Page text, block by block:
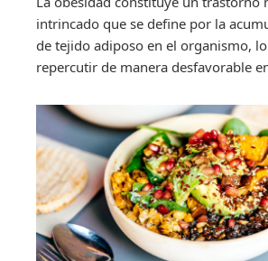
intrincado que se define por la
de tejido adiposo en el organismo,
repercutir de manera desfavorable